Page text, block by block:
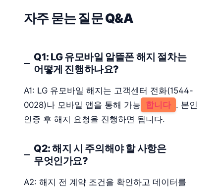
자주 묻는 질문 Q&A
Q1: LG 유모바일 알뜰폰 해지 절차는
어떻게 진행하나요?
A1: LG 유모바일 해지는 고객센터 전화(1544-
0028)나 모바일 앱을 통해 가능 합니다 . 본인
인증 후 해지 요청을 진행하면 됩니다.
Q2: 해지 시 주의해야 할 사항은
무엇인가요?
A2: 해지 전 계약 조건을 확인하고 데이터를